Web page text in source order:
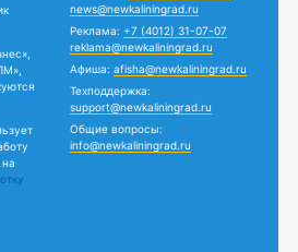
news@newkaliningrad.ru
Реклама: +7 (4012) 31-07-07
reklama@newkaliningrad.ru
Афиша: afisha@newkaliningrad.ru
Техподдержка:
support@newkaliningrad.ru
Общие вопросы:
info@newkaliningrad.ru